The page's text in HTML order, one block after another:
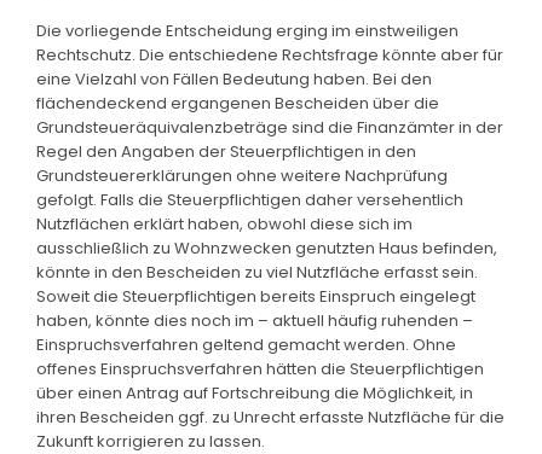
Die vorliegende Entscheidung erging im einstweiligen
Rechtschutz. Die entschiedene Rechtsfrage könnte aber für
eine Vielzahl von Fällen Bedeutung haben. Bei den
flächendeckend ergangenen Bescheiden über die
Grundsteueräquivalenzbeträge sind die Finanzämter in der
Regel den Angaben der Steuerpflichtigen in den
Grundsteuererklärungen ohne weitere Nachprüfung
gefolgt. Falls die Steuerpflichtigen daher versehentlich
Nutzflächen erklärt haben, obwohl diese sich im
ausschließlich zu Wohnzwecken genutzten Haus befinden,
könnte in den Bescheiden zu viel Nutzfläche erfasst sein.
Soweit die Steuerpflichtigen bereits Einspruch eingelegt
haben, könnte dies noch im – aktuell häufig ruhenden –
Einspruchsverfahren geltend gemacht werden. Ohne
offenes Einspruchsverfahren hätten die Steuerpflichtigen
über einen Antrag auf Fortschreibung die Möglichkeit, in
ihren Bescheiden ggf. zu Unrecht erfasste Nutzfläche für die
Zukunft korrigieren zu lassen.